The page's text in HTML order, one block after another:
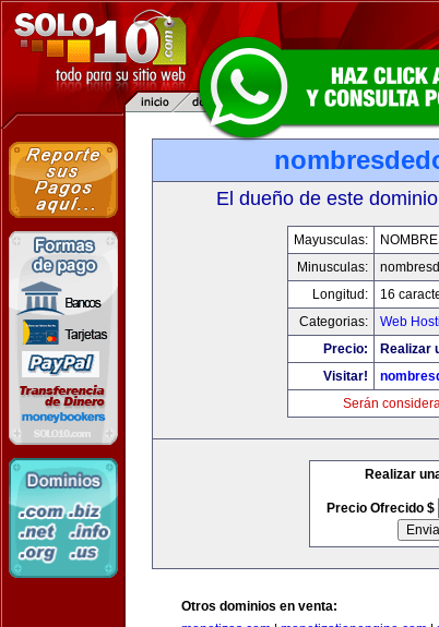
El dueño de este
Mayusculas:
Minusculas:
Longitud:
16
Categorias:
Web
Precio:
Realizar
Visitar!
Serán
Realizar
Precio Ofrecido $
Otros dominios en venta: